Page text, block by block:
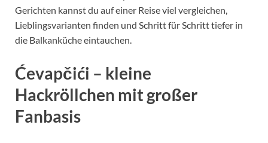
Gerichten kannst du auf einer Reise viel vergleichen,
Lieblingsvarianten finden und Schritt für Schritt tiefer in
die Balkanküche eintauchen.
Ćevapčići – kleine
Hackröllchen mit großer
Fanbasis